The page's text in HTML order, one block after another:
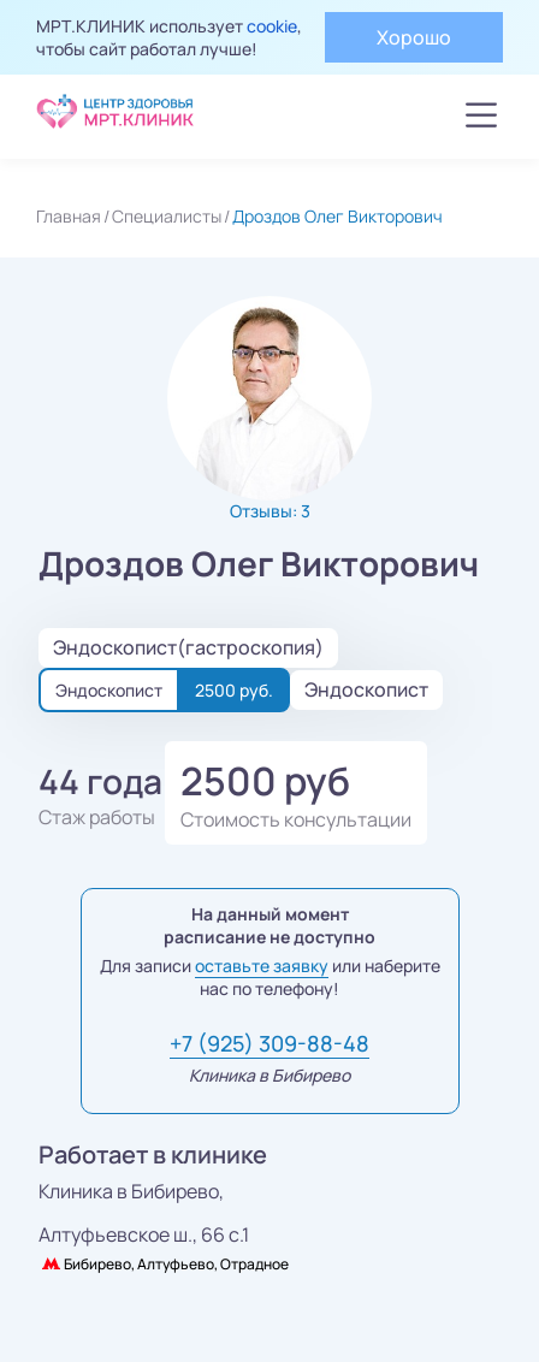
МРТ.КЛИНИК используетcookie,
чтобы сайт работал лучше!
Хорошо
Главная Специалисты Дроздов Олег Викторович
Отзывы: 3
Дроздов Олег Викторович
Эндоскопист(гастроскопия)
Эндоскопист 2500 руб. Эндоскопист
44 года
Стаж работы
2500 руб
Стоимость консультации
На данный момент
расписание не доступно
Для записиоставьте заявкуили наберите
нас по телефону!
+7 (925) 309-88-48
Клиника в Бибирево
Работает в клинике
Клиника в Бибирево,
Алтуфьевское ш., 66 с.1
Бибирево, Алтуфьево, Отрадное